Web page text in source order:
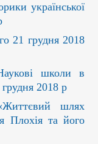
української
21 грудня 2018
школи в
грудня 2018 р
шлях
Плохія та його